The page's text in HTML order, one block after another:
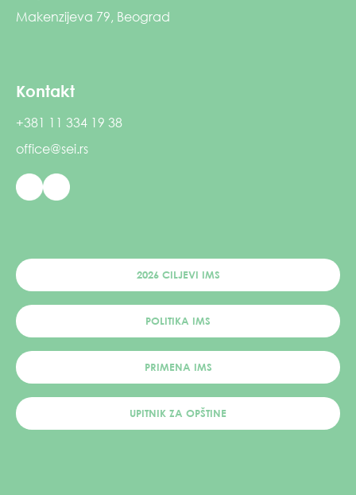
Makenzijeva 79, Beograd
Kontakt
+381 11 334 19 38
office@sei.rs
2026 CILJEVI IMS
POLITIKA IMS
PRIMENA IMS
UPITNIK ZA OPŠTINE